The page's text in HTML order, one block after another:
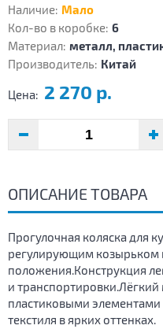
Наличие: Мало
Кол-во в коробке: 6
Материал: металл,
Производитель: Китай
Цена: 2 270 р.
ОПИСАНИЕ ТОВАРА
Прогулочная коляска для
регулирующим козырьком
положения.Конструкция
и транспортировки.Лёгкий
пластиковыми элементами
текстиля в ярких оттенках.